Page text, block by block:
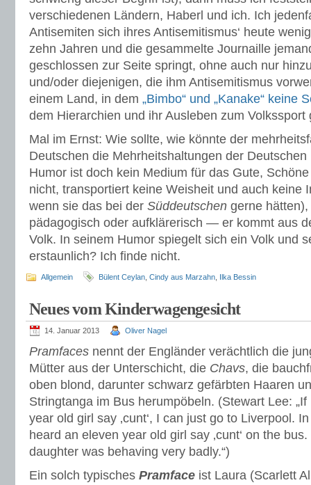
verschiedenen Ländern, Haberl und ich. Ich
Antisemiten sich ihres Antisemitismus‘ heute
zehn Jahren und die gesammelte Journaille
geschlossen zur Seite springt, ohne auch nur
und/oder diejenigen, die ihm Antisemitismus
einem Land, in dem „Bimbo“ und „Kanake“ keine
dem Hierarchien und ihr Ausleben zum Volkssport
Mal im Ernst: Wie sollte, wie könnte der
Deutschen die Mehrheitshaltungen der
Humor ist doch kein Medium für das Gute,
nicht, transportiert keine Weisheit und auch keine
wenn sie das bei der Süddeutschen gerne
pädagogisch oder aufklärerisch — er kommt aus
Volk. In seinem Humor spiegelt sich ein Volk und
erstaunlich? Ich finde nicht.
Allgemein Bülent Ceylan Cindy aus Marzahn Ilka Bessin
Neues vom Kinderwagengesicht
14. Januar 2013 Oliver Nagel
Pramfaces nennt der Engländer verächtlich die
Mütter aus der Unterschicht, die Chavs, die
oben blond, darunter schwarz gefärbten Haaren
Stringtanga im Bus herumpöbeln. (Stewart Lee:
year old girl say ‚cunt‘, I can just go to Liverpool.
heard an eleven year old girl say ‚cunt‘ on the
daughter was behaving very badly.“)
Ein solch typisches Pramface ist Laura (Scarlett